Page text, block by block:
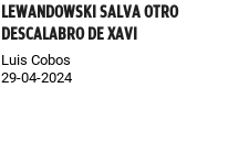
LEWANDOWSKI SALVA OTRO
DESCALABRO DE XAVI
Luis Cobos
29-04-2024